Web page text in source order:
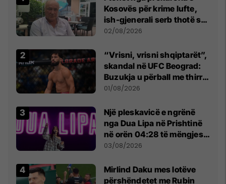
Kosovës për krime lufte,
ish-gjenerali serb thotë se
dikush e tradhtoi në
02/08/2026
“Vrisni, vrisni shqiptarët”,
skandal në UFC Beograd:
Buzukja u përball me thirrje
anti-shqiptare nga
01/08/2026
Një pleskavicë e ngrënë
nga Dua Lipa në Prishtinë
në orën 04:28 të mëngjesit
- dhe bota digjitale serbe
03/08/2026
Mirlind Daku mes lotëve
përshëndetet me Rubin